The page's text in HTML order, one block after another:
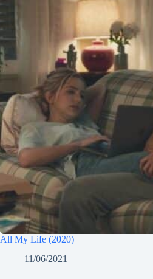
All My Life (2020)
11/06/2021